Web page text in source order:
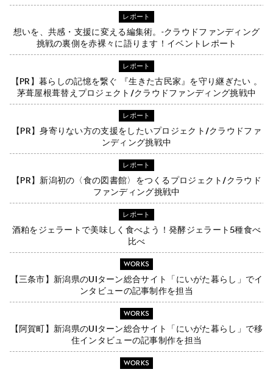
レポート
想いを、共感・支援に変える編集術。-クラウドファンディング
挑戦の裏側を赤裸々に語ります！イベントレポート
レポート
【PR】暮らしの記憶を繋ぐ 『生きた古民家』を守り継ぎたい 。
茅葺屋根葺替えプロジェクト/クラウドファンディング挑戦中
レポート
【PR】身寄りない方の支援をしたいプロジェクト/クラウドファ
ンディング挑戦中
レポート
【PR】新潟初の〈食の図書館〉をつくるプロジェクト/クラウド
ファンディング挑戦中
レポート
酒粕をジェラートで美味しく食べよう！発酵ジェラート5種食べ
比べ
WORKS
【三条市】新潟県のUIターン総合サイト「にいがた暮らし」でイ
ンタビューの記事制作を担当
WORKS
【阿賀町】新潟県のUIターン総合サイト「にいがた暮らし」で移
住インタビューの記事制作を担当
WORKS